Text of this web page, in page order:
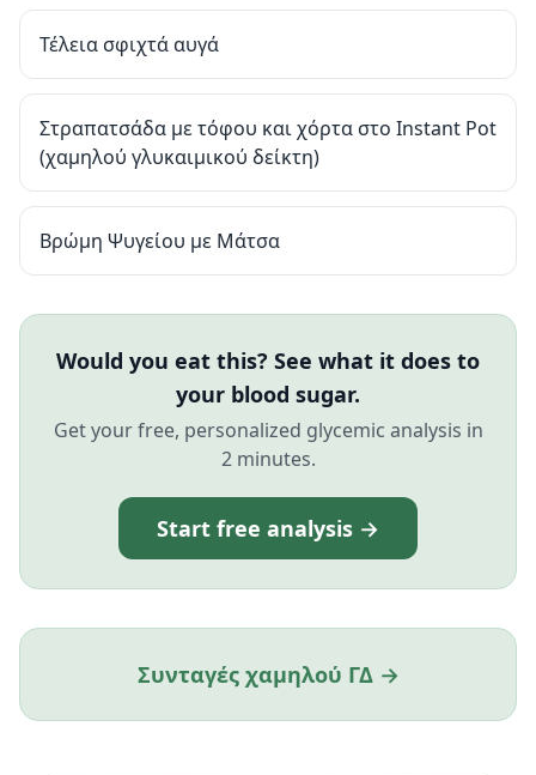
Τέλεια σφιχτά αυγά
Στραπατσάδα με τόφου και χόρτα στο Instant Pot
(χαμηλού γλυκαιμικού δείκτη)
Βρώμη Ψυγείου με Μάτσα
Would you eat this? See what it does to
your blood sugar.
Get your free, personalized glycemic analysis in
2 minutes.
Start free analysis →
Συνταγές χαμηλού ΓΔ →